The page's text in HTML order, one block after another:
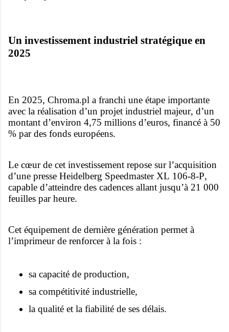
Un investissement industriel stratégique en
2025
En 2025, Chroma.pl a franchi une étape importante
avec la réalisation d’un projet industriel majeur, d’un
montant d’environ 4,75 millions d’euros, financé à 50
% par des fonds européens.
Le cœur de cet investissement repose sur l’acquisition
d’une presse Heidelberg Speedmaster XL 106-8-P,
capable d’atteindre des cadences allant jusqu’à 21 000
feuilles par heure.
Cet équipement de dernière génération permet à
l’imprimeur de renforcer à la fois :
sa capacité de production,
sa compétitivité industrielle,
la qualité et la fiabilité de ses délais.